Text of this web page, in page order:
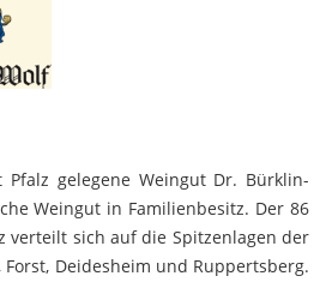
Pfalz gelegene Weingut Dr. Bürklin-
Weingut in Familienbesitz. Der 86
verteilt sich auf die Spitzenlagen der
Deidesheim und Ruppertsberg.